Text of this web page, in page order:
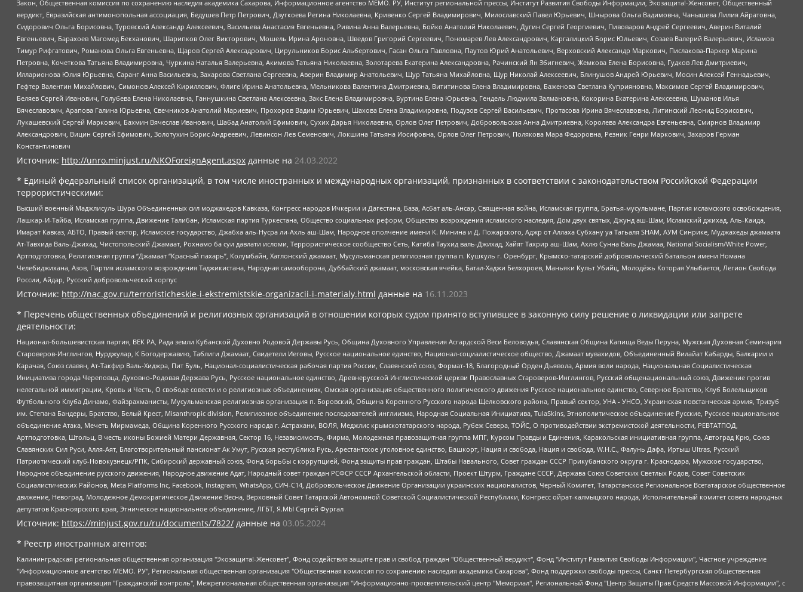
Закон, Общественная комиссия по сохранению наследия академика Сахарова, Информационное агентство МЕМО. РУ, Институт региональной прессы, Институт Развития Свободы Информации, Экозащита!-Женсовет, Общественный
вердикт, Евразийская антимонопольная ассоциация, Бедушев Петр Петрович, Дзугкоева Регина Николаевна, Кривенко Сергей Владимирович, Милославский Павел Юрьевич, Шнырова Ольга Вадимовна, Чанышева Лилия Айратовна,
Сидорович Ольга Борисовна, Туровский Александр Алексеевич, Васильева Анастасия Евгеньевна, Ривина Анна Валерьевна, Бойко Анатолий Николаевич, Дугин Сергей Георгиевич, Пивоваров Андрей Сергеевич, Аверин Виталий
Евгеньевич, Барахоев Магомед Бекханович, Шарипков Олег Викторович, Мошель Ирина Ароновна, Шведов Григорий Сергеевич, Пономарев Лев Александрович, Каргалицкий Борис Юльевич, Созаев Валерий Валерьевич, Исламов
Тимур Рифгатович, Романова Ольга Евгеньевна, Щаров Сергей Алексадрович, Цирульников Борис Альбертович, Гасан Ольга Павловна, Паутов Юрий Анатольевич, Верховский Александр Маркович, Пислакова-Паркер Марина
Петровна, Кочеткова Татьяна Владимировна, Чуркина Наталья Валерьевна, Акимова Татьяна Николаевна, Золотарева Екатерина Александровна, Рачинский Ян Збигневич, Жемкова Елена Борисовна, Гудков Лев Дмитриевич,
Илларионова Юлия Юрьевна, Саранг Анна Васильевна, Захарова Светлана Сергеевна, Аверин Владимир Анатольевич, Щур Татьяна Михайловна, Щур Николай Алексеевич, Блинушов Андрей Юрьевич, Мосин Алексей Геннадьевич,
Гефтер Валентин Михайлович, Симонов Алексей Кириллович, Флиге Ирина Анатольевна, Мельникова Валентина Дмитриевна, Вититинова Елена Владимировна, Баженова Светлана Куприяновна, Максимов Сергей Владимирович,
Беляев Сергей Иванович, Голубева Елена Николаевна, Ганнушкина Светлана Алексеевна, Закс Елена Владимировна, Буртина Елена Юрьевна, Гендель Людмила Залмановна, Кокорина Екатерина Алексеевна, Шуманов Илья
Вячеславович, Арапова Галина Юрьевна, Свечников Анатолий Мариевич, Прохоров Вадим Юрьевич, Шахова Елена Владимировна, Подузов Сергей Васильевич, Протасова Ирина Вячеславовна, Литинский Леонид Борисович,
Лукашевский Сергей Маркович, Бахмин Вячеслав Иванович, Шабад Анатолий Ефимович, Сухих Дарья Николаевна, Орлов Олег Петрович, Добровольская Анна Дмитриевна, Королева Александра Евгеньевна, Смирнов Владимир
Александрович, Вицин Сергей Ефимович, Золотухин Борис Андреевич, Левинсон Лев Семенович, Локшина Татьяна Иосифовна, Орлов Олег Петрович, Полякова Мара Федоровна, Резник Генри Маркович, Захаров Герман
Константинович
Источник: http://unro.minjust.ru/NKOForeignAgent.aspx данные на 24.03.2022
* Единый федеральный список организаций, в том числе иностранных и международных организаций, признанных в соответствии с законодательством Российской Федерации
террористическими:
Высший военный Маджлисуль Шура Объединенных сил моджахедов Кавказа, Конгресс народов Ичкерии и Дагестана, База, Асбат аль-Ансар, Священная война, Исламская группа, Братья-мусульмане, Партия исламского освобождения,
Лашкар-И-Тайба, Исламская группа, Движение Талибан, Исламская партия Туркестана, Общество социальных реформ, Общество возрождения исламского наследия, Дом двух святых, Джунд аш-Шам, Исламский джихад, Аль-Каида,
Имарат Кавказ, АБТО, Правый сектор, Исламское государство, Джабха аль-Нусра ли-Ахль аш-Шам, Народное ополчение имени К. Минина и Д. Пожарского, Аджр от Аллаха Субхану уа Тагьаля SHAM, АУМ Синрике, Муджахеды джамаата
Ат-Тавхида Валь-Джихад, Чистопольский Джамаат, Рохнамо ба суи давлати исломи, Террористическое сообщество Сеть, Катиба Таухид валь-Джихад, Хайят Тахрир аш-Шам, Ахлю Сунна Валь Джамаа, National Socialism/White Power,
Артподготовка, Религиозная группа “Джамаат “Красный пахарь”, Колумбайн, Хатлонский джамаат, Мусульманская религиозная группа п. Кушкуль г. Оренбург, Крымско-татарский добровольческий батальон имени Номана
Челебиджихана, Азов, Партия исламского возрождения Таджикистана, Народная самооборона, Дуббайский джамаат, московская ячейка, Батал-Хаджи Белхороев, Маньяки Культ Убийц, Молодёжь Которая Улыбается, Легион Свобода
России, Айдар, Русский добровольческий корпус
Источник: http://nac.gov.ru/terroristicheskie-i-ekstremistskie-organizacii-i-materialy.html данные на 16.11.2023
* Перечень общественных объединений и религиозных организаций в отношении которых судом принято вступившее в законную силу решение о ликвидации или запрете
деятельности:
Национал-большевистская партия, ВЕК РА, Рада земли Кубанской Духовно Родовой Державы Русь, Община Духовного Управления Асгардской Веси Беловодья, Славянская Община Капища Веды Перуна, Мужская Духовная Семинария
Староверов-Инглингов, Нурджулар, К Богодержавию, Таблиги Джамаат, Свидетели Иеговы, Русское национальное единство, Национал-социалистическое общество, Джамаат мувахидов, Объединенный Вилайат Кабарды, Балкарии и
Карачая, Союз славян, Ат-Такфир Валь-Хиджра, Пит Буль, Национал-социалистическая рабочая партия России, Славянский союз, Формат-18, Благородный Орден Дьявола, Армия воли народа, Национальная Социалистическая
Инициатива города Череповца, Духовно-Родовая Держава Русь, Русское национальное единство, Древнерусской Инглистической церкви Православных Староверов-Инглингов, Русский общенациональный союз, Движение против
нелегальной иммиграции, Кровь и Честь, О свободе совести и о религиозных объединениях, Омская организация общественного политического движения Русское национальное единство, Северное Братство, Клуб Болельщиков
Футбольного Клуба Динамо, Файзрахманисты, Мусульманская религиозная организация п. Боровский, Община Коренного Русского народа Щелковского района, Правый сектор, УНА - УНСО, Украинская повстанческая армия, Тризуб
им. Степана Бандеры, Братство, Белый Крест, Misanthropic division, Религиозное объединение последователей инглиизма, Народная Социальная Инициатива, TulaSkins, Этнополитическое объединение Русские, Русское национальное
объединение Атака, Мечеть Мирмамеда, Община Коренного Русского народа г. Астрахани, ВОЛЯ, Меджлис крымскотатарского народа, Рубеж Севера, ТОЙС, О противодействии экстремистской деятельности, РЕВТАТПОД,
Артподготовка, Штольц, В честь иконы Божией Матери Державная, Сектор 16, Независимость, Фирма, Молодежная правозащитная группа МПГ, Курсом Правды и Единения, Каракольская инициативная группа, Автоград Крю, Союз
Славянских Сил Руси, Алля-Аят, Благотворительный пансионат Ак Умут, Русская республика Русь, Арестантское уголовное единство, Башкорт, Нация и свобода, Нация и свобода, W.H.С., Фалунь Дафа, Иртыш Ultras, Русский
Патриотический клуб-Новокузнецк/РПК, Сибирский державный союз, Фонд борьбы с коррупцией, Фонд защиты прав граждан, Штабы Навального, Совет граждан СССР Прикубанского округа г. Краснодара, Мужское государство,
Народное объединение русского движения, Народное движение Адат, Народный совет граждан РСФСР СССР Архангельской области, Проект Штурм, Граждане СССР, Держава Союз Советских Светлых Родов, Совет Советских
Социалистических Районов, Meta Platforms Inc, Facebook, Instagram, WhatsApp, СИЧ-С14, Добровольческое Движение Организации украинских националистов, Черный Комитет, Татарстанское Региональное Всетатарское общественное
движение, Невоград, Молодежное Демократическое Движение Весна, Верховный Совет Татарской Автономной Советской Социалистической Республики, Конгресс ойрат-калмыцкого народа, Исполнительный комитет совета народных
депутатов Красноярского края, Этническое национальное объединение, ЛГБТ, Я.МЫ Сергей Фургал
Источник: https://minjust.gov.ru/ru/documents/7822/ данные на 03.05.2024
* Реестр иностранных агентов:
Калининградская региональная общественная организация "Экозащита!-Женсовет", Фонд содействия защите прав и свобод граждан "Общественный вердикт", Фонд "Институт Развития Свободы Информации", Частное учреждение "Информационное агентство МЕМО. РУ", Региональная общественная организация "Общественная комиссия по сохранению наследия академика Сахарова", Фонд поддержки свободы прессы, Санкт-Петербургская общественная правозащитная организация "Гражданский контроль", Межрегиональная общественная организация "Информационно-просветительский центр "Мемориал", Региональный Фонд "Центр Защиты Прав Средств Массовой Информации", с 05.12.2023 Фонд "Центр Защиты Прав Средств массовой информации", Региональная общественная благотворительная организация помощи беженцам и мигрантам "Гражданское содействие", Негосударственное образовательное учреждение дополнительного профессионального образования (повышение квалификации) специалистов "АКАДЕМИЯ ПО ПРАВАМ ЧЕЛОВЕКА", Свердловская региональная общественная организация "Сутяжник", Автономная некоммерческая организация "Центр независимых социологических исследований", Союз общественных объединений "Российский исследовательский центр по правам человека", Региональное общественное учреждение научно-информационный центр "МЕМОРИАЛ", Некоммерческая организация "Фонд защиты гласности", Автономная некоммерческая организация "Институт прав человека", Городская общественная организация "Екатеринбургское общество "МЕМОРИАЛ", Городская общественная организация "Рязанское историко-просветительское и правозащитное общество "Мемориал" (Рязанский Мемориал), Челябинский региональный орган общественной самодеятельности – женское общественное объединение "Женщины Евразии", Челябинский региональный орган общественной самодеятельности "Уральская правозащитная группа", Фонд содействия защите здоровья и социальной справедливости имени Андрея Рылькова, Автономная Некоммерческая Организация "Аналитический Центр Юрия Левады", Автономная некоммерческая организация социальной поддержки населения "Проект Апрель", Региональная общественная организация помощи женщинам и детям, находящимся в кризисной ситуации "Информационно-методический центр "Анна", Фонд содействия развитию массовых коммуникаций и правовому просвещению "Так-так-Так", Фонд содействия устойчивому развитию "Серебряная тайга", Свердловский региональный общественный фонд социальных проектов "Новое время", "Idel.Реалии", Кавказ.Реалии, Крым.Реалии, Телеканал Настоящее Время, Татаро-башкирская служба Радио Свобода (Azatliq Radiosi), Радио Свободная Европа/Радио Свобода (PCE/PC), "Сибирь.Реалии", "Фактограф", Благотворительный фонд помощи осужденным и их семьям, Автономная некоммерческая организация "Институт глобализации и социальных движений", Фонд "В защиту прав заключенных", Частное учреждение "Центр поддержки и содействия развитию средств массовой информации", Пензенский региональный общественный благотворительный фонд "Гражданский союз", "Север.Реалии", Некоммерческая организация Фонд "Правовая инициатива", Общество с ограниченной ответственностью "Радио Свободная Европа/Радио Свобода", Чешское информационное агентство "MEDIUM-ORIENT", Красноярская региональная общественная организация "Мы против СПИДа", Камалягин Денис Николаевич, Маркелов Сергей Евгеньевич, Пономарев Лев Александрович, Савицкая Людмила Алексеевна, Автономная некоммерческая организация "Центр по работе с проблемой насилия "НАСИЛИЮ.НЕТ", Межрегиональный профессиональный союз работников здравоохранения "Альянс врачей", Юридическое лицо, зарегистрированное в Латвийской Республике, SIA "Medusa Project" (регистрационный номер 40103797863, дата регистрации 10.06.2014), Некоммерческая организация "Фонд по борьбе с коррупцией", Автономная некоммерческая организация "Институт права и публичной политики", Баданин Роман Сергеевич, Гликин Максим Александрович, Железнова Мария Михайловна, Лукьянова Юлия Сергеевна, Маетная Елизавета Витальевна, Маняхин Петр Борисович, Чуракова Ольга Владимировна, Ярош Юлия Петровна, Юридическое лицо "The Insider SIA", зарегистрированное в Риге, Латвийская Республика (дата регистрации 26.06.2015), являющееся администратором доменного имени интернет-издания "The Insider SIA", https://theins.ru, Постернак Алексей Евгеньевич, Рубин Михаил Аркадьевич, Анин Роман Александрович, Юридическое лицо Istories fonds, зарегистрированное в Латвийской Республике (регистрационный номер 50008295751, дата регистрации 24.02.2020), Великовский Дмитрий Александрович, Долинина Ирина Николаевна, Мароховская Алеся Алексеевна, Шлейнов Роман Юрьевич, Шмагун Олеся Валентиновна, Общество с ограниченной ответственностью "Альтаир 2021", Общество с ограниченной ответственностью "Вега 2021", Общество с ограниченной ответственностью "Главный редактор 2021", Общество с ограниченной ответственностью "Ромашки монолит", Важенков Артем Валерьевич, Ивановская областная общественная организация "Центр гендерных исследований", Гурман Юрий Альбертович, Медиапроект "ОВД-Инфо", Егоров Владимир Владимирович, Жилинский Владимир Александрович, Общество с ограниченной ответственностью "ЗП", Иванова София Юрьевна, Карезина Инна Павловна, Кильтау Екатерина Викторовна, Петров Алексей Викторович, Пискунов Сергей Евгеньевич, Смирнов Сергей Сергеевич, Тихонов Михаил Сергеевич, Общество с ограниченной ответственностью "ЖУРНАЛИСТ-ИНОСТРАННЫЙ АГЕНТ", Арапова Галина Юрьевна, Вольтская Татьяна Анатольевна, Американская компания "Mason G.E.S. Anonymous Foundation" (США), являющаяся владельцем интернет-издания https://mnews.world/, Компания "Stichting Bellingcat", зарегистрированная в Нидерландах (дата регистрации 11.07.2018), Захаров Андрей Вячеславович, Клепиковская Екатерина Дмитриевна, Общество с ограниченной ответственностью "МЕМО", Перл Роман Александрович, Симонов Евгений Алексеевич, Соловьева Елена Анатольевна, Сотников Даниил Владимирович, Сурначева Елизавета Дмитриевна, Автономная некоммерческая организация по защите прав человека и информированию населения "Якутия – Наше Мнение", Общество с ограниченной ответственностью "Москоу диджитал медиа", с 26.01.2023 Общество с ограниченной ответственностью "Чайка Белые сады", Ветошкина Валерия Валерьевна, Заговора Максим Александрович, Межрегиональное общественное движение "Российская ЛГБТ - сеть", Оленичев Максим Владимирович, Павлов Иван Юрьевич, Скворцова Елена Сергеевна, Общество с ограниченной ответственностью "Как бы инагент", Кочетков Игорь Викторович, Общество с ограниченной ответственностью "Честные выборы", Еланчик Олег Александрович, Общество с ограниченной ответственностью "Нобелевский призыв", Гималова Регина Эмилевна, Григорьев Андрей Валерьевич, Григорьева Алина Александровна, Ассоциация по содействию защите прав призывников, альтернативнослужащих и военнослужащих "Правозащитная группа "Гражданин.Армия.Право", Хисамова Регина Фаритовна, Автономная некоммерческая организация по реализации социально-правовых программ "Лилит", Дальневосточное общественное движение "Маяк", Санкт-Петербургская ЛГБТ-инициативная группа "Выход", Инициативная группа ЛГБТ+ "Реверс", Алексеев Андрей Викторович, Бекбулатова Таисия Львовна, Беляев Иван Михайлович, Владыкина Елена Сергеевна, Гельман Марат Александрович, Никульшина Вероника Юрьевна, Толоконникова Надежда Андреевна, Шендерович Виктор Анатольевич, Общество с ограниченной ответственностью "Данное сообщение", Общество с ограниченной ответственностью Издательский дом "Новая глава", Айнбиндер Александра Александровна, Московский комьюнити-центр для ЛГБТ+инициатив, Благотворительный фонд развития филантропии, Deutsche Welle (Германия, Kurt-Schumacher-Strasse 3, 53113 Bonn), Борзунова Мария Михайловна, Воробьев Виктор Викторович, Голубева Анна Львовна, Константинова Алла Михайловна, Малкова Ирина Владимировна, Мурадов Мурад Абдулгалимович, Осетинская Елизавета Николаевна, Понасенков Евгений Николаевич, Ганапольский Матвей Юрьевич, Киселев Евгений Алексеевич, Борухович Ирина Григорьевна, Дремин Иван Тимофеевич, Дубровский Дмитрий Викторович, Красноярская региональная общественная организация поддержки и развития альтернативных образовательных технологий и межкультурных коммуникаций "ИНТЕРРА", Маяковская Екатерина Алексеевна, Фейгин Марк Захарович, Филимонов Андрей Викторович, Дзугкоева Регина Николаевна, Доброхотов Роман Александрович, Дудь Юрий Александрович, Елкин Сергей Владимирович, Кругликов Кирилл Игоревич, Сабунаева Мария Леонидовна, Семенов Алексей Владимирович, Шаинян Карен Багратович, Шульман Екатерина Михайловна, Асафьев Артур Валерьевич, Вахштайн Виктор Семенович, Венедиктов Алексей Алексеевич, Лушникова Екатерина Евгеньевна, Волков Леонид Михайлович, Невзоров Александр Глебович, Пархоменко Сергей Борисович, Сироткин Ярослав Николаевич, Кара-Мурза Владимир Владимирович, Баранова Наталья Владимировна, Гозман Леонид Яковлевич, Кагарлицкий Борис Юльевич, Климарев Михаил Валерьевич, Милов Владимир Станиславович, Автономная некоммерческая организация Краснодарский центр современного искусства "Типография", Моргенштерн Алишер Тагирович, Соболь Любовь Эдуардовна, Общество с ограниченной ответственностью "ЛИЗА НОРМ", Каспаров Гарри Кимович, Ходорковский Михаил Борисович, Общество с ограниченной ответственностью "Апрельские тезисы", Данилович Ирина Брониславовна, Кашин Олег Владимирович, Петров Николай Владимирович, Пивоваров Алексей Владимирович, Соколов Михаил Владимирович, Цветкова Юлия Владимировна, Чичваркин Евгений Александрович, Комитет против пыток/Команда против пыток, Общество с ограниченной ответственностью "Первый научный", Общество с ограниченной ответственностью "Вертолет и ко", Белоцерковская Вероника Борисовна, Кац Максим Евгеньевич, Лазарева Татьяна Юрьевна, Шаведдинов Руслан Табризович, Яшин Илья Валерьевич, Общество с ограниченной ответственностью "Иноагент ААВ", Алешковский Дмитрий Петрович, Альбац Евгения Марковна, Быков Дмитрий Львович, Галямина Юлия Евгеньевна, Лойко Сергей Леонидович, Мартынов Кирилл Константинович, Медведев Сергей Александрович, Крашенинников Федор Геннадиевич, Гордеева Катерина Вл